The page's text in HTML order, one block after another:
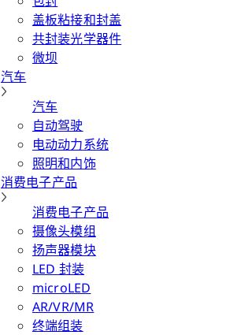
盖板粘接和封盖
共封装光学器件
微坝
汽车
汽车
自动驾驶
电动动力系统
照明和内饰
消费电子产品
消费电子产品
摄像头模组
扬声器模块
LED 封装
microLED
AR/VR/MR
终端组装